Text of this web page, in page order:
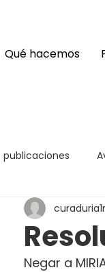
Qué hacemos
publicaciones
Negar a